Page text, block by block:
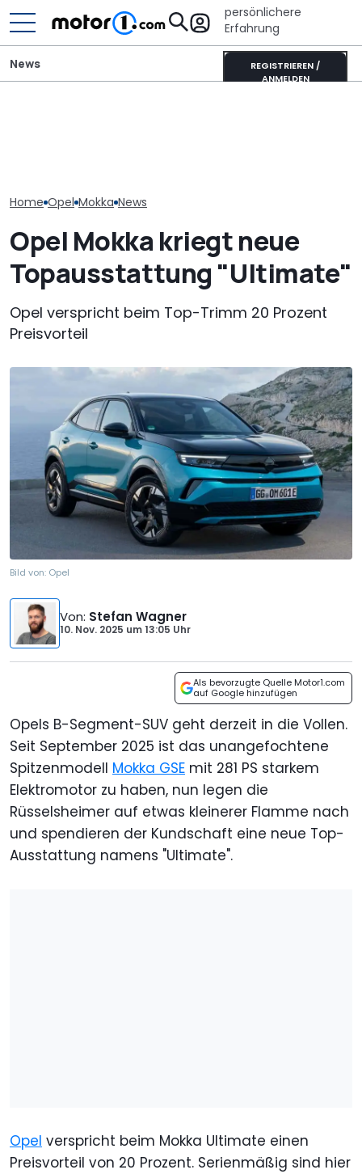
persönlichere
Erfahrung
REGISTRIEREN /
ANMELDEN
News
Home Opel Mokka News
Opel Mokka kriegt neue
Topausstattung "Ultimate"
Opel verspricht beim Top-Trimm 20 Prozent
Preisvorteil
Bild von: Opel
Von: Stefan Wagner
10. Nov. 2025 um13:05 Uhr
Als bevorzugte Quelle Motor1.com
auf Google hinzufügen
Opels B-Segment-SUV geht derzeit in die Vollen.
Seit September 2025 ist das unangefochtene
Spitzenmodell Mokka GSE mit 281 PS starkem
Elektromotor zu haben, nun legen die
Rüsselsheimer auf etwas kleinerer Flamme nach
und spendieren der Kundschaft eine neue Top-
Ausstattung namens "Ultimate".
Opel verspricht beim Mokka Ultimate einen
Preisvorteil von 20 Prozent. Serienmäßig sind hier